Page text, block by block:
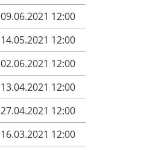
09.06.2021 12:00
14.05.2021 12:00
02.06.2021 12:00
13.04.2021 12:00
27.04.2021 12:00
16.03.2021 12:00